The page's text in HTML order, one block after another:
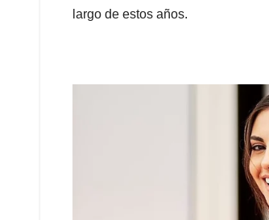
largo de estos años.